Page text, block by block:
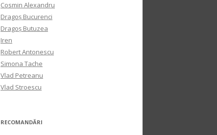
Cosmin Alexandru
Dragoș Bucurenci
Dragoș Butuzea
Iren
Robert Antonescu
Simona Tache
Vlad Petreanu
Vlad Stroescu
RECOMANDĂRI